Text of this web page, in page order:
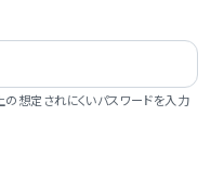
想定されにくいパスワードを入力